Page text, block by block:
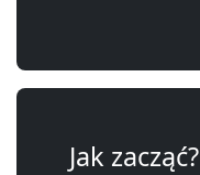
Jak zacząć?